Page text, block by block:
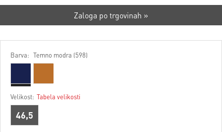
Zaloga po trgovinah »
Barva: Temno modra (598)
Velikost: Tabela velikosti
46,5